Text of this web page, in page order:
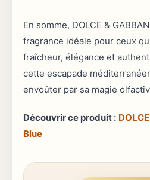
En somme, DOLCE &
fragrance idéale pour ceux
fraîcheur, élégance et
cette escapade
envoûter par sa magie
Découvrir ce produit :
Blue